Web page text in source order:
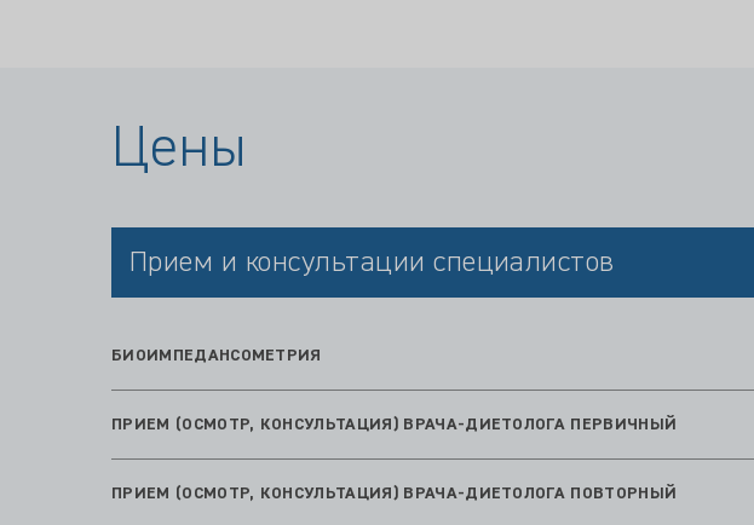
Цены
Прием и консультации специалистов
БИОИМПЕДАНСОМЕТРИЯ
ПРИЕМ (ОСМОТР, КОНСУЛЬТАЦИЯ) ВРАЧА-ДИЕТОЛОГА ПЕРВИЧНЫЙ
ПРИЕМ (ОСМОТР, КОНСУЛЬТАЦИЯ) ВРАЧА-ДИЕТОЛОГА ПОВТОРНЫЙ